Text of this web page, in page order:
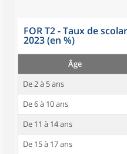
FOR T2 - Taux de
2023 (en %)
Âge
De 2 à 5 ans
De 6 à 10 ans
De 11 à 14 ans
De 15 à 17 ans